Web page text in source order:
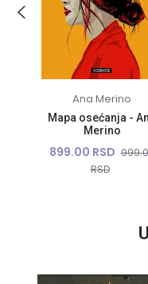
Ana Merino
Mapa osećanja -
Merino
899.00 RSD
RSD